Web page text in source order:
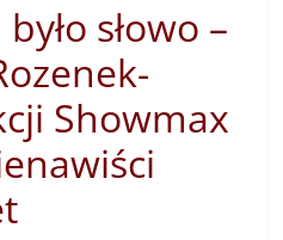
słowo –
Showmax